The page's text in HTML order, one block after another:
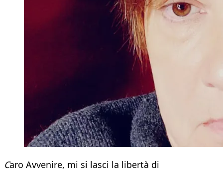
Caro Avvenire, mi si lasci la libertà di